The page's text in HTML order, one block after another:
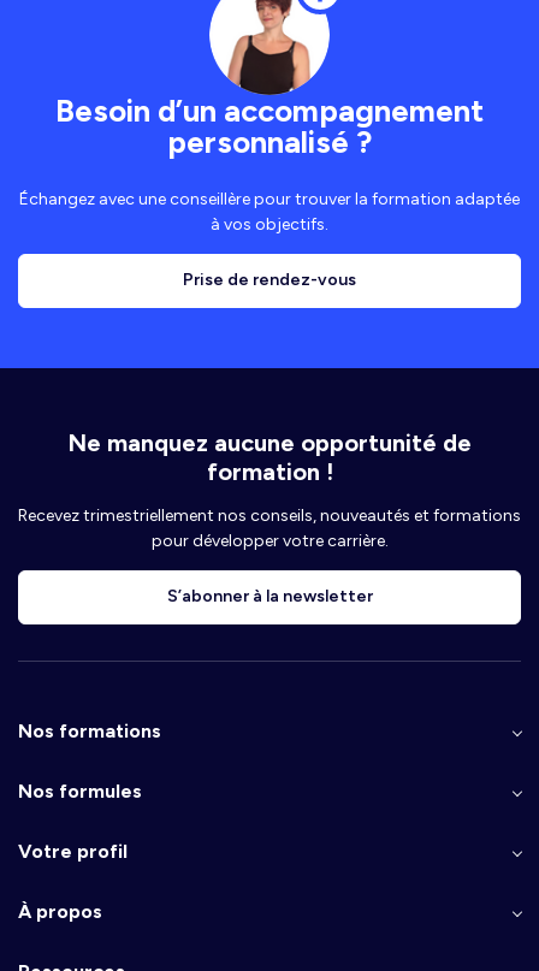
Besoin d’un accompagnement
personnalisé ?
Échangez avec une conseillère pour trouver la formation adaptée
à vos objectifs.
Prise de rendez-vous
Ne manquez aucune opportunité de
formation !
Recevez trimestriellement nos conseils, nouveautés et formations
pour développer votre carrière.
S’abonner à la newsletter
Nos formations
Nos formules
Votre profil
À propos